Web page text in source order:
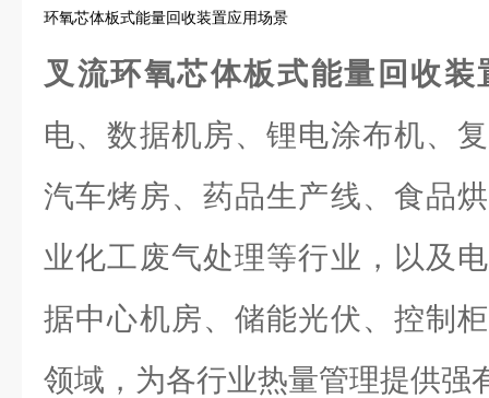
环氧芯体板式能量回收装置应用场景
叉流环氧芯体板式能量回收装
电、数据机房、锂电涂布机、
汽车烤房、药品生产线、食品
业化工废气处理等行业，以及
据中心机房、储能光伏、控制
领域，为各行业热量管理提供强